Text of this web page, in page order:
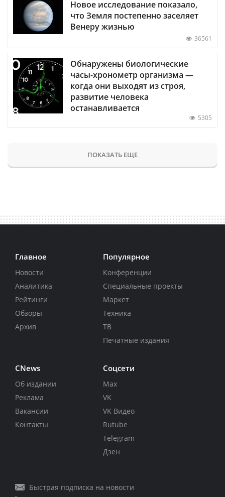
Новое исследование показало,
что Земля постепенно заселяет
Венеру жизнью
36561
Обнаружены биологические
часы-хронометр организма —
когда они выходят из строя,
развитие человека
останавливается
5305
ПОКАЗАТЬ ЕЩЕ
Главное
Новости
Аналитика
Рейтинги
Обзоры
Архив
Популярное
Конференции
Специальные проекты
Маркет
Техника
ТВ
Печатные издания
CNews
Об издании
Реклама
Вакансии
Контакты
Соцсети
Max
VK
VK Видео
Rutube
Telegram
Дзен
Быстрая подписка на новости